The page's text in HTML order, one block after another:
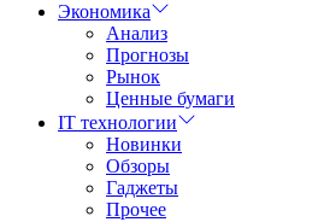
Экономика
Анализ
Прогнозы
Рынок
Ценные бумаги
IT технологии
Новинки
Обзоры
Гаджеты
Прочее